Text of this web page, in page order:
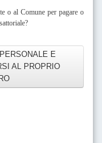
o al Comune per pagare o
E
AL PROPRIO